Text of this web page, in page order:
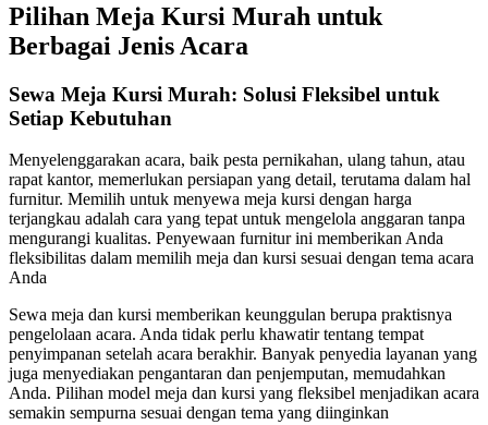
Pilihan Meja Kursi Murah untuk
Berbagai Jenis Acara
Sewa Meja Kursi Murah: Solusi Fleksibel untuk
Setiap Kebutuhan
Menyelenggarakan acara, baik pesta pernikahan, ulang tahun, atau
rapat kantor, memerlukan persiapan yang detail, terutama dalam hal
furnitur. Memilih untuk menyewa meja kursi dengan harga
terjangkau adalah cara yang tepat untuk mengelola anggaran tanpa
mengurangi kualitas. Penyewaan furnitur ini memberikan Anda
fleksibilitas dalam memilih meja dan kursi sesuai dengan tema acara
Anda
Sewa meja dan kursi memberikan keunggulan berupa praktisnya
pengelolaan acara. Anda tidak perlu khawatir tentang tempat
penyimpanan setelah acara berakhir. Banyak penyedia layanan yang
juga menyediakan pengantaran dan penjemputan, memudahkan
Anda. Pilihan model meja dan kursi yang fleksibel menjadikan acara
semakin sempurna sesuai dengan tema yang diinginkan